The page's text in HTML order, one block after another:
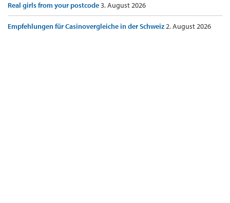
Real girls from your postcode3. August 2026
Empfehlungen für Casinovergleiche in der Schweiz2. August 2026